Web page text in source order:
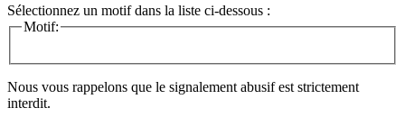
Sélectionnez un motif dans la liste ci-dessous :
Motif:
Nous vous rappelons que le signalement abusif est strictement
interdit.